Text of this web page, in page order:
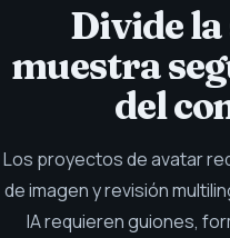
Divide
muestra
del
Los proyectos de avatar
de imagen y revisión
IA requieren guiones,